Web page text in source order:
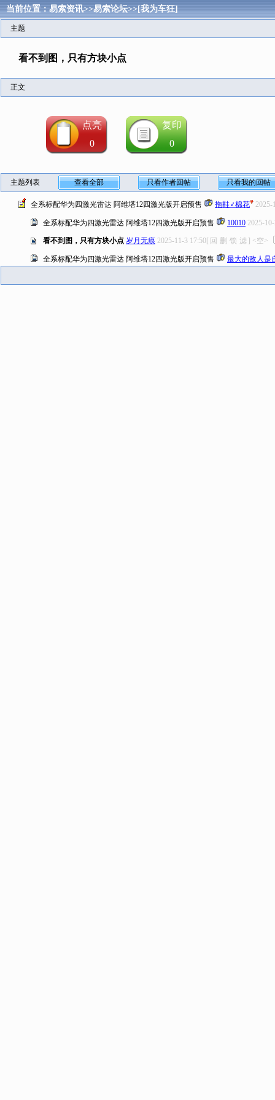
当前位置：易索资讯>>易索论坛>>[我为车狂]
主题
看不到图，只有方块小点
正文
点亮
0
复印
0
主题列表 查看全部 只看作者回帖 只看我的回帖
全系标配华为四激光雷达 阿维塔12四激光版开启预售 拖鞋♂棉花 2025-
全系标配华为四激光雷达 阿维塔12四激光版开启预售 10010 2025-
看不到图，只有方块小点 岁月无痕 2025-11-3 17:50[ 回 删 锁 滤 ] <空>
全系标配华为四激光雷达 阿维塔12四激光版开启预售 最大的敌人是